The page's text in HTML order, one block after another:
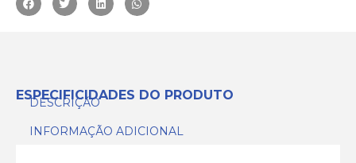
ESPECIFICIDADES DO PRODUTO
DESCRIÇÃO
INFORMAÇÃO ADICIONAL